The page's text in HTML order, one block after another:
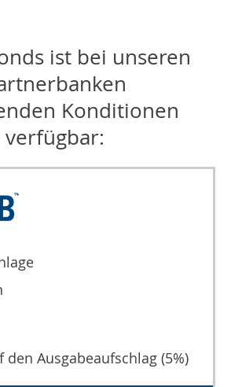
ist bei unseren
Konditionen
verfügbar:
Ausgabeaufschlag (5%)